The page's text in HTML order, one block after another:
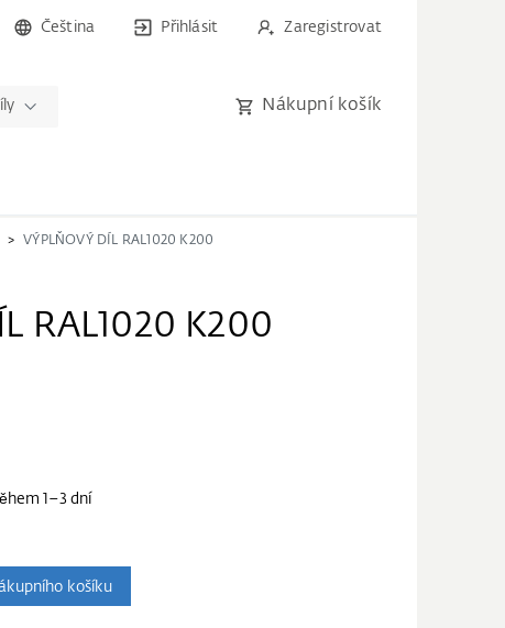
Čeština Přihlásit Zaregistrovat
Nákupní košík
VÝPLŇOVÝ DÍL RAL1020 K200
RAL1020 K200
1–3 dní
košíku